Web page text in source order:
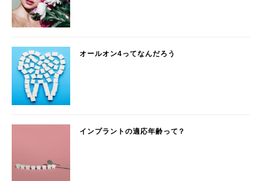
オールオン4ってなんだろう
インプラントの適応年齢って？